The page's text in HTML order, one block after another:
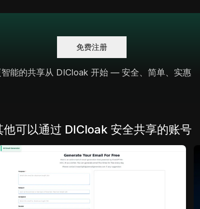
免费注册
智能的共享从 DICloak 开始 — 安全、简单、实惠
他可以通过 DICloak 安全共享的账号